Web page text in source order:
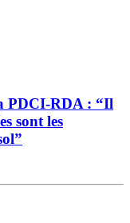
PDCI-RDA : “Il
sont les